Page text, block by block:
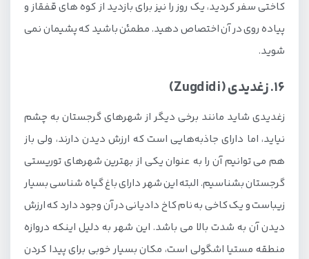
کاختی سفر کردید، یک روز را نیز برای بازدید از کوه های قفقاز و
پیاده روی در آن اختصاص دهید. مطمئن باشید که پشیمان نمی
شوید.
16. زغدیدی (Zugdidi)
زغدیدی شاید مانند برخی دیگر از شهرهای گرجستان به چشم
نیاید، اما دارای جاذبه‌هایی است که ارزش دیدن دارند، ولی باز
هم می توانیم آن را به عنوان یکی از بهترین شهرهای توریستی
گرجستان بشناسیم. البته این شهر دارای باغ گیاه شناسی بسیار
زیباست و یک کاخی به نام کاخ دادیانی در آن وجود دارد که ارزش
دیدن آن به شدت بالا می باشد. این شهر به دلیل اینکه دروازه
منطقه مستیا اشگولی است، مکان بسیار خوبی برای پیدا کردن